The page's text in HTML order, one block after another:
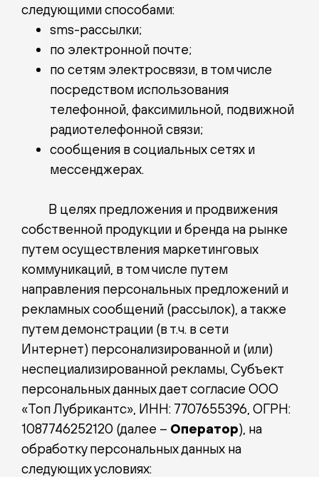
следующими способами:
sms-рассылки;
по электронной почте;
по сетям электросвязи, в том числе
посредством использования
телефонной, факсимильной, подвижной
радиотелефонной связи;
сообщения в социальных сетях и
мессенджерах.
В целях предложения и продвижения
собственной продукции и бренда на рынке
путем осуществления маркетинговых
коммуникаций, в том числе путем
направления персональных предложений и
рекламных сообщений (рассылок), а также
путем демонстрации (в т.ч. в сети
Интернет) персонализированной и (или)
неспециализированной рекламы, Субъект
персональных данных дает согласие OOО
«Топ Лубрикантс», ИНН: 7707655396, ОГРН:
1087746252120 (далее – Оператор), на
обработку персональных данных на
следующих условиях: